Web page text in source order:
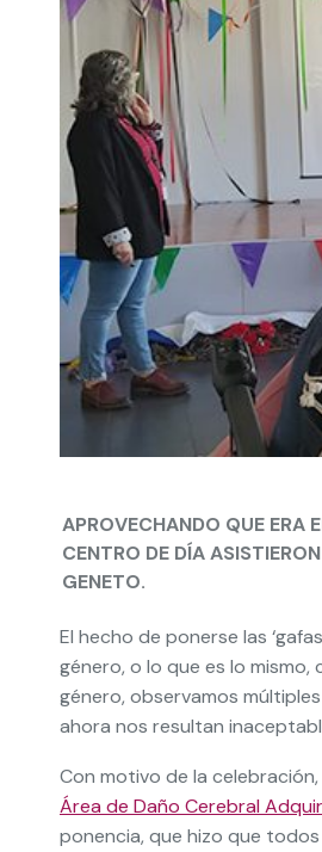
APROVECHANDO QUE ERA
CENTRO DE DÍA
GENETO.
El hecho de ponerse las
género, o lo que es lo
género, observamos
ahora nos resultan
Con motivo de la
Área de Daño Cerebral
ponencia, que hizo que